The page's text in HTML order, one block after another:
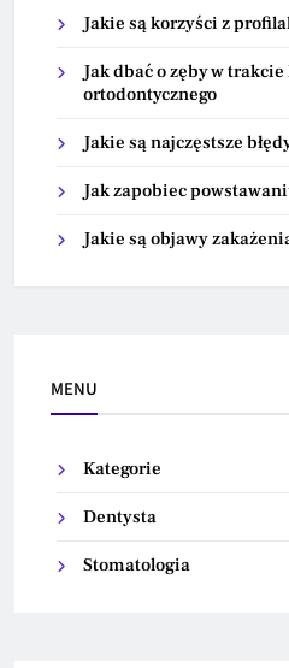
Jakie są korzyści z
Jak dbać o zęby w
ortodontycznego
Jakie są najczęstsze
Jak zapobiec
Jakie są objawy
MENU
Kategorie
Dentysta
Stomatologia